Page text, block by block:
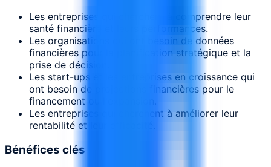
Les entreprises qui cherchent à comprendre leur
santé financière et leurs performances.
Les organisations qui ont besoin de données
financières pour la planification stratégique et la
prise de décision.
Les start-ups et les entreprises en croissance qui
ont besoin de projections financières pour le
financement ou l'expansion.
Les entreprises qui cherchent à améliorer leur
rentabilité et leur efficacité.
Bénéfices clés